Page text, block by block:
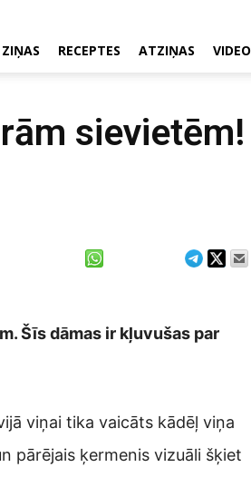
ZIŅAS RECEPTES ATZIŅAS VIDEO
sievietēm!
Šīs dāmas ir kļuvušas par
viņai tika vaicāts kādēļ viņa
pārējais ķermenis vizuāli šķiet